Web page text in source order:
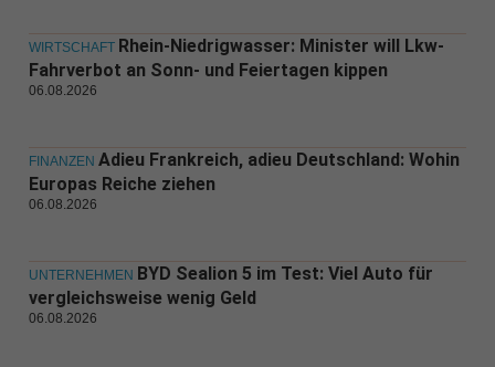
WIRTSCHAFT Rhein-Niedrigwasser: Minister will Lkw-
Fahrverbot an Sonn- und Feiertagen kippen
06.08.2026
FINANZEN Adieu Frankreich, adieu Deutschland: Wohin
Europas Reiche ziehen
06.08.2026
UNTERNEHMEN BYD Sealion 5 im Test: Viel Auto für
vergleichsweise wenig Geld
06.08.2026